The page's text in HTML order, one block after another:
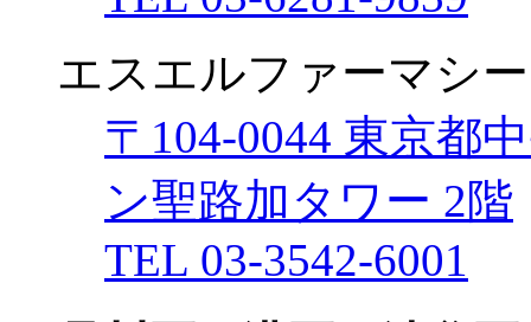
エスエルファーマシー
〒104-0044 東京都
ン聖路加タワー 2階
TEL 03-3542-6001